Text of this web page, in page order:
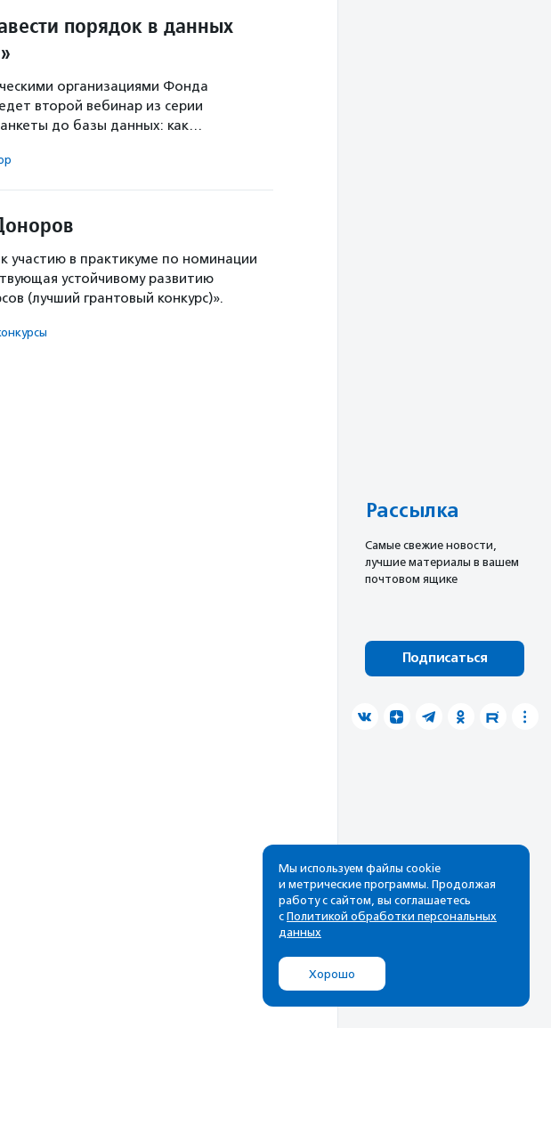
порядок в данных
организациями Фонда
второй вебинар из серии
до базы данных: как…
участию в практикуме по номинации
устойчивому развитию
(лучший грантовый конкурс)».
Рассылка
Cамые свежие новости,
лучшие материалы в вашем
почтовом ящике
Подписаться
Мы используем файлы cookie
и метрические программы. Продолжая
работу с сайтом, вы соглашаетесь
с Политикой обработки персональных
данных
Хорошо